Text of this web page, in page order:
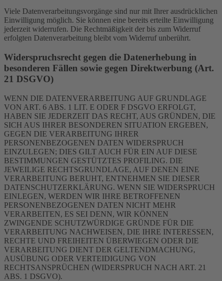
Viele Datenverarbeitungsvorgänge sind nur mit Ihrer ausdrücklichen
Einwilligung möglich. Sie können eine bereits erteilte Einwilligung
jederzeit widerrufen. Die Rechtmäßigkeit der bis zum Widerruf
erfolgten Datenverarbeitung bleibt vom Widerruf unberührt.
Widerspruchsrecht gegen die Datenerhebung in
besonderen Fällen sowie gegen Direktwerbung (Art.
21 DSGVO)
WENN DIE DATENVERARBEITUNG AUF GRUNDLAGE
VON ART. 6 ABS. 1 LIT. E ODER F DSGVO ERFOLGT,
HABEN SIE JEDERZEIT DAS RECHT, AUS GRÜNDEN, DIE
SICH AUS IHRER BESONDEREN SITUATION ERGEBEN,
GEGEN DIE VERARBEITUNG IHRER
PERSONENBEZOGENEN DATEN WIDERSPRUCH
EINZULEGEN; DIES GILT AUCH FÜR EIN AUF DIESE
BESTIMMUNGEN GESTÜTZTES PROFILING. DIE
JEWEILIGE RECHTSGRUNDLAGE, AUF DENEN EINE
VERARBEITUNG BERUHT, ENTNEHMEN SIE DIESER
DATENSCHUTZERKLÄRUNG. WENN SIE WIDERSPRUCH
EINLEGEN, WERDEN WIR IHRE BETROFFENEN
PERSONENBEZOGENEN DATEN NICHT MEHR
VERARBEITEN, ES SEI DENN, WIR KÖNNEN
ZWINGENDE SCHUTZWÜRDIGE GRÜNDE FÜR DIE
VERARBEITUNG NACHWEISEN, DIE IHRE INTERESSEN,
RECHTE UND FREIHEITEN ÜBERWIEGEN ODER DIE
VERARBEITUNG DIENT DER GELTENDMACHUNG,
AUSÜBUNG ODER VERTEIDIGUNG VON
RECHTSANSPRÜCHEN (WIDERSPRUCH NACH ART. 21
ABS. 1 DSGVO).